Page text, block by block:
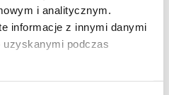
i analitycznym.
informacje z innymi danymi
podczas